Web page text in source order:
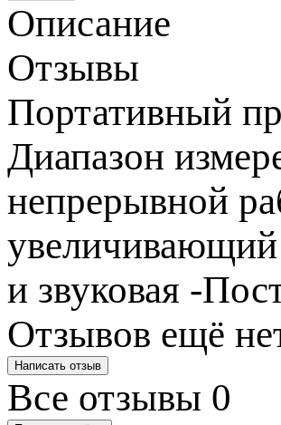
Описание
Отзывы
Портативный
Диапазон
непрерывной
увеличивающий
и звуковая -
Отзывов ещё
Написать отзыв
Все отзывы 0